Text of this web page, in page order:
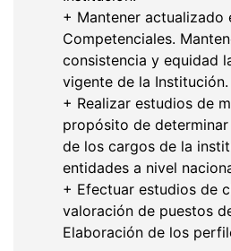
+ Mantener actualizado
Competenciales.
consistencia y equidad
vigente de la Institución.
+ Realizar estudios de
propósito de
de los cargos de la
entidades a nivel
+ Efectuar estudios de
valoración de puestos
Elaboración de los